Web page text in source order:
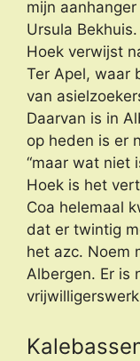
mijn
Ursula Bekhuis.
Hoek verwijst
Ter Apel, waar
van
Daarvan is in
op heden is er
“maar wat niet
Hoek is het
Coa helemaal
dat er twintig
het azc. Noem
Albergen. Er is